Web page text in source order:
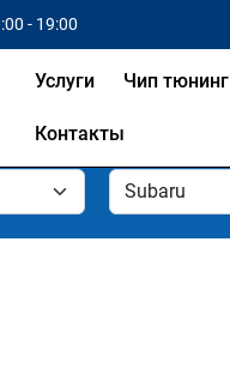
- 19:00
Услуги Чип тюнинг
Контакты